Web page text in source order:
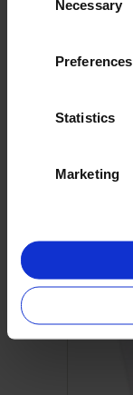
SelectionNecessary
Preferences
Statistics
Marketing